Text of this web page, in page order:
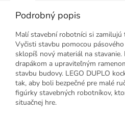
Podrobný popis
Malí stavební robotníci si
Vyčisti stavbu pomocou
sklopíš nový materiál na
drapákom a upraviteľným
stavbu budovy. LEGO DUPLO
tak, aby boli bezpečné pre malé
figúrky stavebných robotníkov,
situačnej hre.